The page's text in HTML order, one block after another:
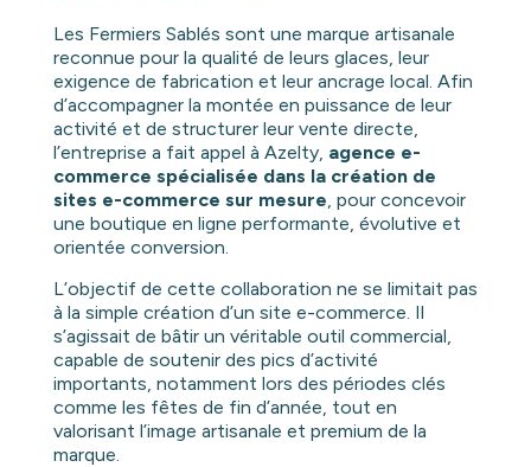
Les Fermiers Sablés sont une marque artisanale
reconnue pour la qualité de leurs glaces, leur
exigence de fabrication et leur ancrage local. Afin
d’accompagner la montée en puissance de leur
activité et de structurer leur vente directe,
l’entreprise a fait appel à Azelty, agence e-
commerce spécialisée dans la création de
sites e-commerce sur mesure, pour concevoir
une boutique en ligne performante, évolutive et
orientée conversion.
L’objectif de cette collaboration ne se limitait pas
à la simple création d’un site e-commerce. Il
s’agissait de bâtir un véritable outil commercial,
capable de soutenir des pics d’activité
importants, notamment lors des périodes clés
comme les fêtes de fin d’année, tout en
valorisant l’image artisanale et premium de la
marque.